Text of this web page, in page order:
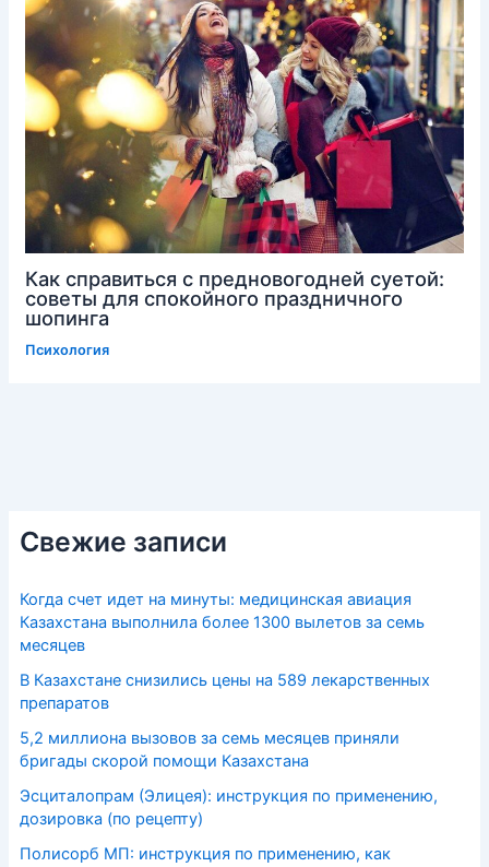
Как справиться с предновогодней суетой:
советы для спокойного праздничного
шопинга
Психология
Свежие записи
Когда счет идет на минуты: медицинская авиация
Казахстана выполнила более 1300 вылетов за семь
месяцев
В Казахстане снизились цены на 589 лекарственных
препаратов
5,2 миллиона вызовов за семь месяцев приняли
бригады скорой помощи Казахстана
Эсциталопрам (Элицея): инструкция по применению,
дозировка (по рецепту)
Полисорб МП: инструкция по применению, как